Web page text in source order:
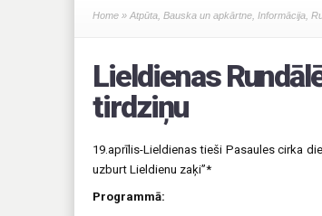
Home » Atpūta Bauska un apkārtne Informācija
Lieldienas
tirdziņu
19.aprīlis-Lieldienas tieši Pasaules cirka
uzburt Lieldienu zaķi”*
Programmā: